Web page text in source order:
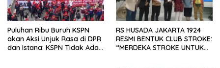
Puluhan Ribu Buruh KSPN
akan Aksi Unjuk Rasa di DPR
dan Istana: KSPN Tidak Ada
RS HUSADA JAKARTA 1924
RESMI BENTUK CLUB STROKE:
“MERDEKA STROKE UNTUK